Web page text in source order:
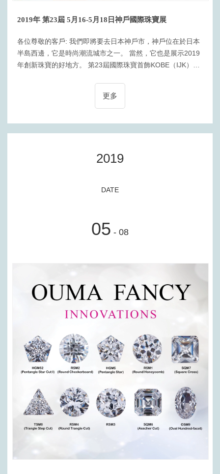
2019年 第23屆 5月16-5月18日神戶國際珠寶展
各位尊敬的客戶: 我們即將要去日本神戶市，神戶位在於日本
半島西邊，它是時尚潮流城市之一。 當然，它也是展示2019
年創新珠寶的好地方。 第23屆國際珠寶首飾KOBE（IJK），
更多
2019
DATE
05 - 08